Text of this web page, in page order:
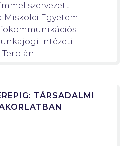
szervezett
Egyetem
Intézeti
TÁRSADALMI